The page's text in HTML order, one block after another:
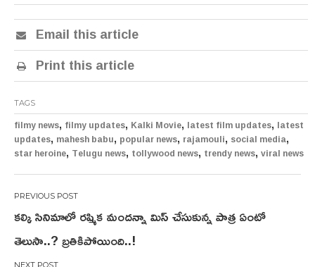
Email this article
Print this article
TAGS
filmy news, filmy updates, Kalki Movie, latest film updates, latest
updates, mahesh babu, popular news, rajamouli, social media,
star heroine, Telugu news, tollywood news, trendy news, viral news
Post
navigation
కల్కి సినిమాలో రష్మిక మందన్నా మిస్ చేసుకున్న పాత్ర ఏంటో
తెలుసా..? బ్రతికిపోయింది..!